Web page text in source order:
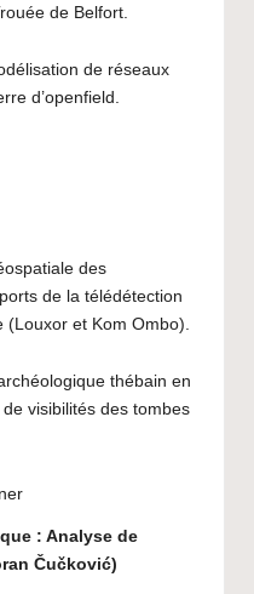
de Belfort.
de réseaux
d’openfield.
des
de la télédétection
(Louxor et Kom Ombo).
thébain en
visibilités des tombes
: Analyse de
Čučković)